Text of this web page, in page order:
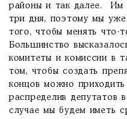
районы и так далее. Им
три дня, поэтому мы
того, чтобы менять
Большинство
комитеты и комиссии в
том, чтобы создать
концов можно
распределив депутатов
случае мы будем иметь